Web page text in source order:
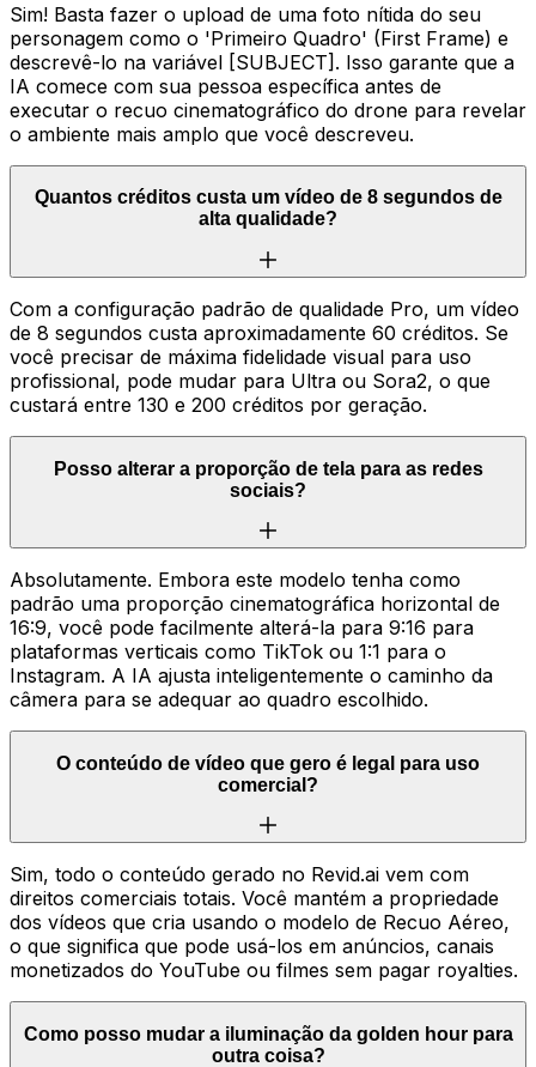
Sim! Basta fazer o upload de uma foto nítida do seu
personagem como o 'Primeiro Quadro' (First Frame) e
descrevê-lo na variável [SUBJECT]. Isso garante que a
IA comece com sua pessoa específica antes de
executar o recuo cinematográfico do drone para revelar
o ambiente mais amplo que você descreveu.
Quantos créditos custa um vídeo de 8 segundos de
alta qualidade?
Com a configuração padrão de qualidade Pro, um vídeo
de 8 segundos custa aproximadamente 60 créditos. Se
você precisar de máxima fidelidade visual para uso
profissional, pode mudar para Ultra ou Sora2, o que
custará entre 130 e 200 créditos por geração.
Posso alterar a proporção de tela para as redes
sociais?
Absolutamente. Embora este modelo tenha como
padrão uma proporção cinematográfica horizontal de
16:9, você pode facilmente alterá-la para 9:16 para
plataformas verticais como TikTok ou 1:1 para o
Instagram. A IA ajusta inteligentemente o caminho da
câmera para se adequar ao quadro escolhido.
O conteúdo de vídeo que gero é legal para uso
comercial?
Sim, todo o conteúdo gerado no Revid.ai vem com
direitos comerciais totais. Você mantém a propriedade
dos vídeos que cria usando o modelo de Recuo Aéreo,
o que significa que pode usá-los em anúncios, canais
monetizados do YouTube ou filmes sem pagar royalties.
Como posso mudar a iluminação da golden hour para
outra coisa?